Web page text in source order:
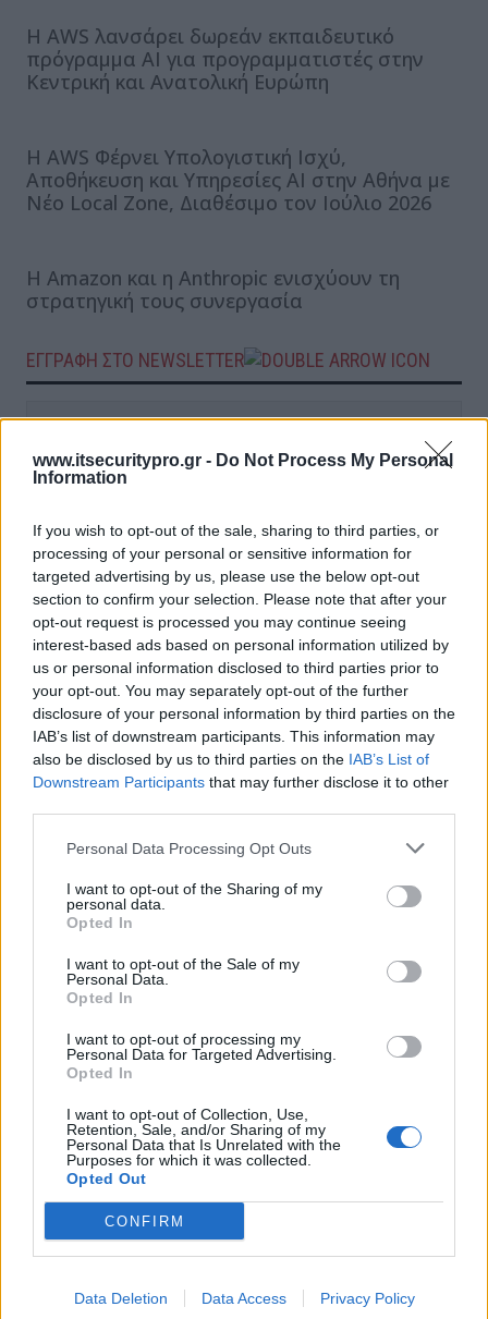
www.itsecuritypro.gr - Do Not Process My Personal
Information
If you wish to opt-out of the sale, sharing to third parties, or
processing of your personal or sensitive information for
targeted advertising by us, please use the below opt-out
section to confirm your selection. Please note that after your
opt-out request is processed you may continue seeing
interest-based ads based on personal information utilized by
us or personal information disclosed to third parties prior to
your opt-out. You may separately opt-out of the further
disclosure of your personal information by third parties on the
IAB’s list of downstream participants. This information may
also be disclosed by us to third parties on the IAB’s List of
Downstream Participants that may further disclose it to other
Personal Data Processing Opt Outs
I want to opt-out of the Sharing of my
personal data.
Opted In
I want to opt-out of the Sale of my
Personal Data.
Opted In
I want to opt-out of processing my
Personal Data for Targeted Advertising.
Opted In
I want to opt-out of Collection, Use,
Retention, Sale, and/or Sharing of my
Personal Data that Is Unrelated with the
Purposes for which it was collected.
Opted Out
CONFIRM
Data Deletion Data Access Privacy Policy
Η AWS λανσάρει δωρεάν εκπαιδευτικό
πρόγραμμα AI για προγραμματιστές στην
Κεντρική και Ανατολική Ευρώπη
Η AWS Φέρνει Υπολογιστική Ισχύ,
Αποθήκευση και Υπηρεσίες AI στην Αθήνα με
Νέο Local Zone, Διαθέσιμο τον Ιούλιο 2026
Η Amazon και η Anthropic ενισχύουν τη
στρατηγική τους συνεργασία
ΕΓΓΡΑΦΗ ΣΤΟ NEWSLETTER
ΤΕΛΕΥΤΑΙΟ ΤΕΥΧΟΣ
Περιεχόμενα τεύχους